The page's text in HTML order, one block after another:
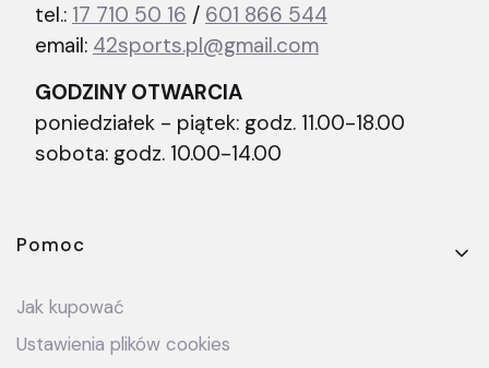
tel.: 17 710 50 16 / 601 866 544
email: 42sports.pl@gmail.com
GODZINY OTWARCIA
poniedziałek - piątek: godz. 11.00-18.00
sobota: godz. 10.00-14.00
Linki w stopce
Pomoc
Jak kupować
Ustawienia plików cookies